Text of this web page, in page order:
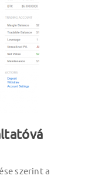
szerint a